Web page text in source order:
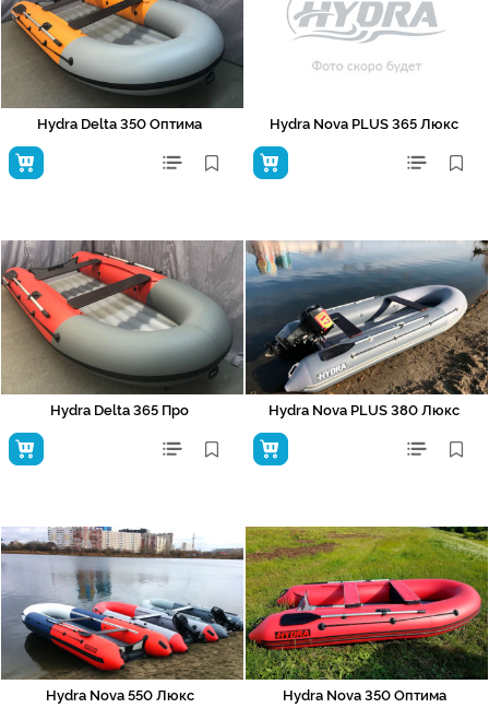
Hydra Delta 350 Оптима Hydra Nova PLUS 365 Люкс
Hydra Delta 365 Про Hydra Nova PLUS 380 Люкс
Hydra Nova 550 Люкс Hydra Nova 350 Оптима